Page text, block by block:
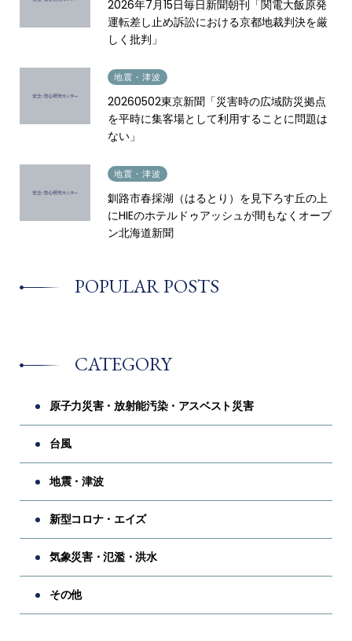
2026年7月15日毎日新聞朝刊「関電大飯原発
運転差し止め訴訟における京都地裁判決を厳
しく批判」
地震・津波
20260502東京新聞「災害時の広域防災拠点
を平時に集客場として利用することに問題は
ない」
地震・津波
釧路市春採湖（はるとり）を見下ろす丘の上
にHIEのホテルドゥアッシュが間もなくオープ
ン北海道新聞
POPULAR POSTS
CATEGORY
原子力災害・放射能汚染・アスベスト災害
台風
地震・津波
新型コロナ・エイズ
気象災害・氾濫・洪水
その他